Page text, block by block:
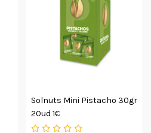
Solnuts Mini Pistacho 30gr
20ud 1€